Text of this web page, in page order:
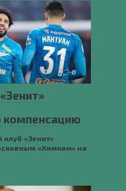
0
«Зенит»
«Химкам» на